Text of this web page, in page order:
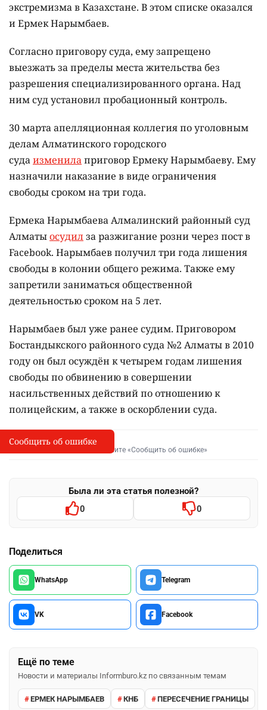
экстремизма в Казахстане. В этом списке оказался
и Ермек Нарымбаев.
Согласно приговору суда, ему запрещено
выезжать за пределы места жительства без
разрешения специализированного органа. Над
ним суд установил пробационный контроль.
30 марта апелляционная коллегия по уголовным
делам Алматинского городского
судаизменилаприговор Ермеку Нарымбаеву. Ему
назначили наказание в виде ограничения
свободы сроком на три года.
Ермека Нарымбаева Алмалинский районный суд
Алматыосудилза разжигание розни через пост в
Facebook. Нарымбаев получил три года лишения
свободы в колонии общего режима. Также ему
запретили заниматься общественной
деятельностью сроком на 5 лет.
Нарымбаев был уже ранее судим. Приговором
Бостандыкского районного суда №2 Алматы в 2010
году он был осуждён к четырем годам лишения
свободы по обвинению в совершении
насильственных действий по отношению к
полицейским, а также в оскорблении суда.
I
Сообщить об опечатке
Выделите фрагмент и нажмите «Сообщить об ошибке»
Была ли эта статья полезной?
0 0
Поделиться
WhatsApp Telegram
VK Facebook
Ещё по теме
Новости и материалы Informburo.kz по связанным темам
ЕРМЕК НАРЫМБАЕВ КНБ ПЕРЕСЕЧЕНИЕ ГРАНИЦЫ
Сообщить об ошибке